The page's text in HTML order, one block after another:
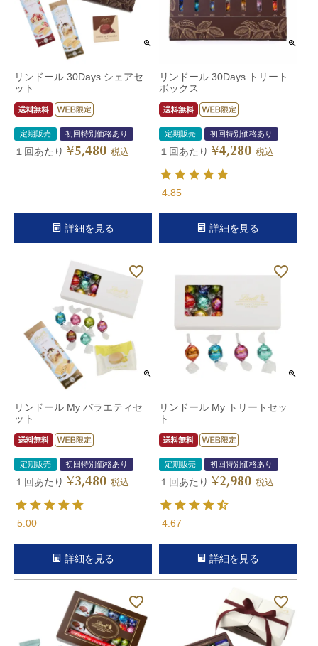
リンドール 30Days シェアセ
ット
定期販売 初回特別価格あり
１回あたり ¥5,480 税込
詳細を見る
リンドール 30Days トリート
ボックス
定期販売 初回特別価格あり
１回あたり ¥4,280 税込
4.85
詳細を見る
リンドール My バラエティセ
ット
定期販売 初回特別価格あり
１回あたり ¥3,480 税込
5.00
詳細を見る
リンドール My トリートセッ
ト
定期販売 初回特別価格あり
１回あたり ¥2,980 税込
4.67
詳細を見る